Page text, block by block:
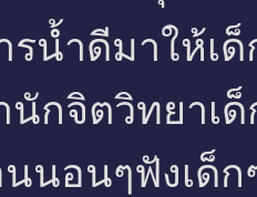
รน้ำดีมาให้เ
กจิตวิทยาเด็
นอนๆฟังเด็ก